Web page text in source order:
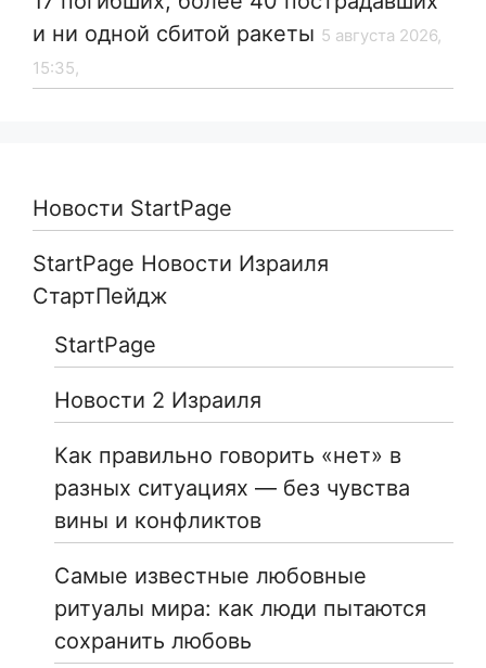
и ни одной сбитой ракеты 5 августа 2026,
15:35,
Новости StartPage
StartPage Новости Израиля
СтартПейдж
StartPage
Новости 2 Израиля
Как правильно говорить «нет» в
разных ситуациях — без чувства
вины и конфликтов
Самые известные любовные
ритуалы мира: как люди пытаются
сохранить любовь